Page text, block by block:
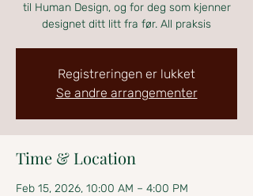
til Human Design, og for deg som kjenner
designet ditt litt fra før. All praksis
Registreringen er lukket
Se andre arrangementer
Time & Location
Feb 15, 2026, 10:00 AM – 4:00 PM